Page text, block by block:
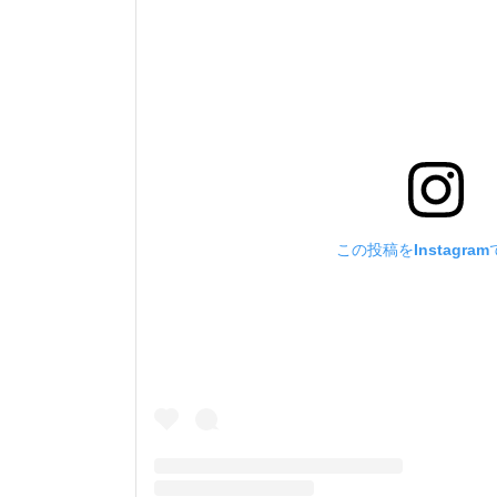
この投稿をInstagram